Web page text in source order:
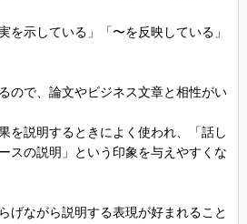
を示している」「〜を反映している」
ので、論文やビジネス文章と相性がい
を説明するときによく使われ、「話し
スの説明」という印象を与えやすくな
げながら説明する表現が好まれること